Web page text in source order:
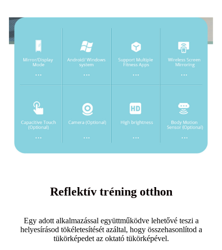
Reflektív tréning otthon
Egy adott alkalmazással együttműködve lehetővé teszi a
helyesírásod tökéletesítését azáltal, hogy összehasonlítod a
tükörképedet az oktató tükörképével.